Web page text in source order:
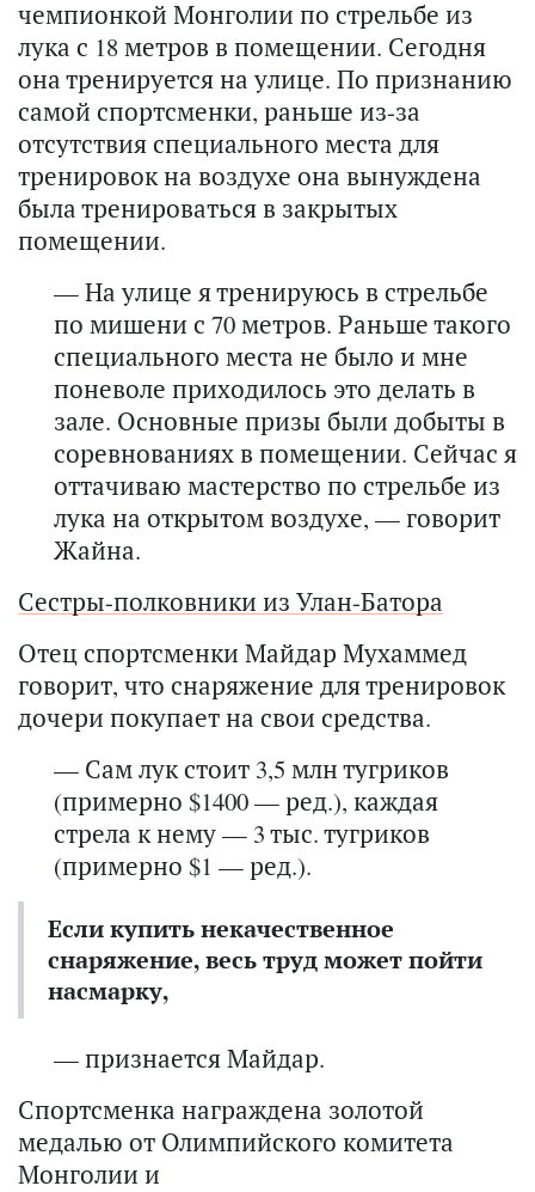
чемпионкой Монголии по стрельбе из
лука с 18 метров в помещении. Сегодня
она тренируется на улице. По признанию
самой спортсменки, раньше из-за
отсутствия специального места для
тренировок на воздухе она вынуждена
была тренироваться в закрытых
помещении.
— На улице я тренируюсь в стрельбе
по мишени с 70 метров. Раньше такого
специального места не было и мне
поневоле приходилось это делать в
зале. Основные призы были добыты в
соревнованиях в помещении. Сейчас я
оттачиваю мастерство по стрельбе из
лука на открытом воздухе, — говорит
Жайна.
Сестры-полковники из Улан-Батора
Отец спортсменки Майдар Мухаммед
говорит, что снаряжение для тренировок
дочери покупает на свои средства.
— Сам лук стоит 3,5 млн тугриков
(примерно $1400 — ред.), каждая
стрела к нему — 3 тыс. тугриков
(примерно $1 — ред.).
Если купить некачественное
снаряжение, весь труд может пойти
насмарку,
— признается Майдар.
Спортсменка награждена золотой
медалью от Олимпийского комитета
Монголии и